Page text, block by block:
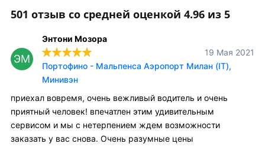
501 отзыв со средней оценкой 4.96 из 5
ЭМ
Энтони Мозора
19 Мая 2021
Портофино - Мальпенса Аэропорт Милан (IT),
Минивэн
приехал вовремя, очень вежливый водитель и очень
приятный человек! впечатлен этим удивительным
сервисом и мы с нетерпением ждем возможности
заказать у вас снова. Очень разумные цены